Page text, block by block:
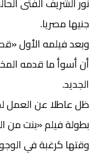
جنيها مصريا.
وبعد فيلمه الأول
أن أسوأ ما قدمه
الجديد.
بطولة فيلم «بنت من
وقتها كرغبة في